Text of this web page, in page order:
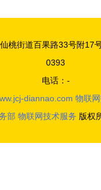
桃街道百果路33号附17
0393
电话：-
diannao.com 物联
部 物联网技术服务 版权